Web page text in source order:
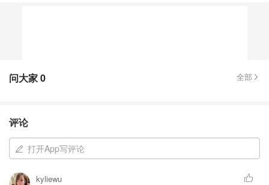
问大家0 全部
评论
打开App写评论
kyliewu